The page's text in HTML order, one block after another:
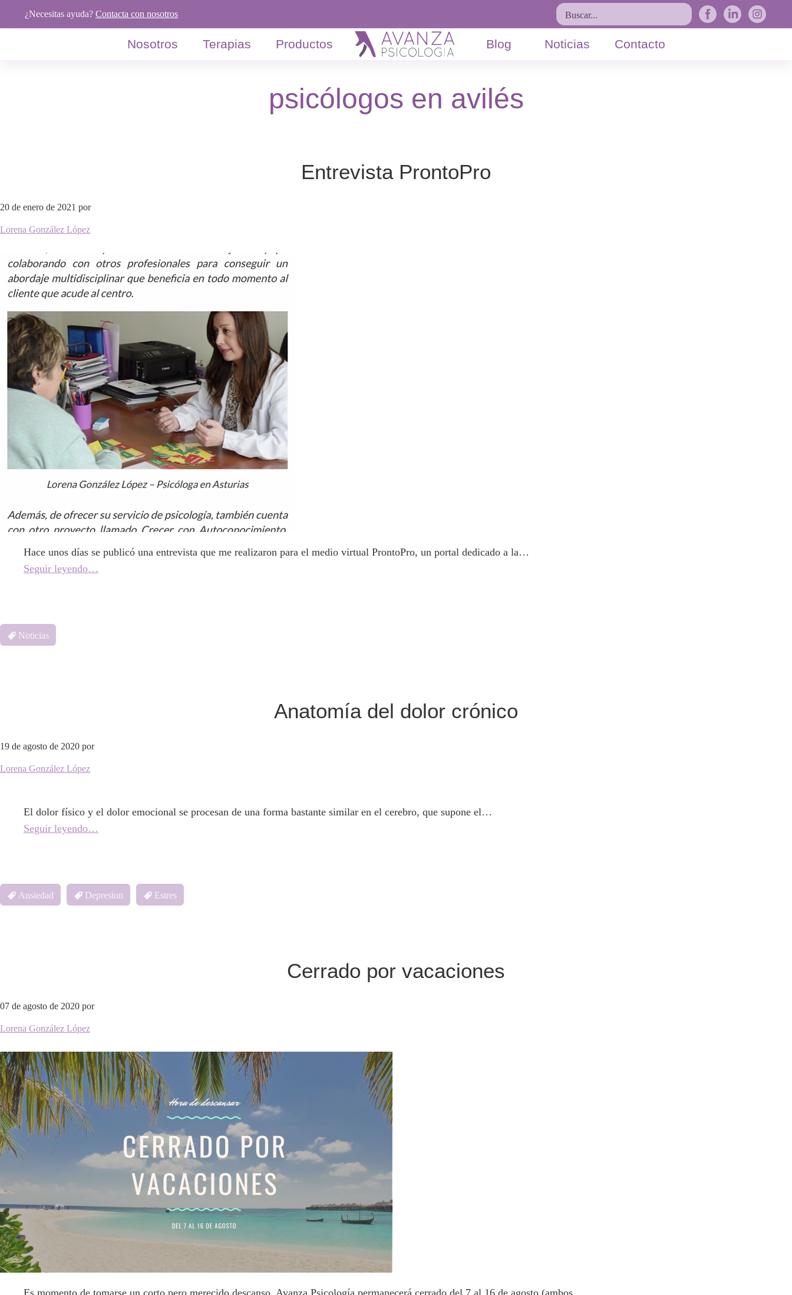
a
al
al
¿Necesitas ayuda? Contacta con nosotros Buscar...
Nosotros Terapias Productos Blog Noticias Contacto
psicólogos en avilés
Entrevista ProntoPro
20 de enero de 2021 por
Lorena González López
Hace unos días se publicó una entrevista que me realizaron para el medio virtual ProntoPro, un portal dedicado a la…
Seguir leyendo…
Noticias
Anatomía del dolor crónico
19 de agosto de 2020 por
Lorena González López
El dolor físico y el dolor emocional se procesan de una forma bastante similar en el cerebro, que supone el…
Seguir leyendo…
Ansiedad Depresion Estres
Cerrado por vacaciones
07 de agosto de 2020 por
Lorena González López
Es momento de tomarse un corto pero merecido descanso. Avanza Psicología permanecerá cerrado del 7 al 16 de agosto (ambos…